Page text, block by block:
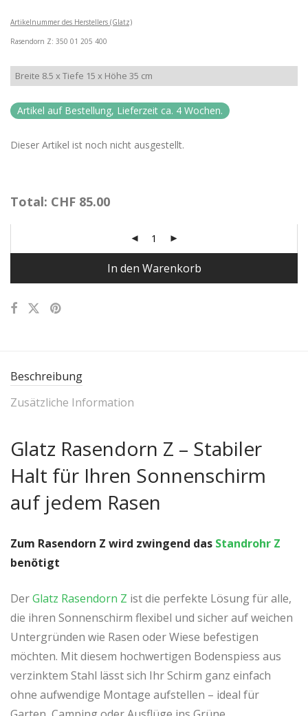
Artikelnummer des Herstellers (Glatz)
Rasendorn Z: 350 01 205 400
Breite 8.5 x Tiefe 15 x Höhe 35 cm
Artikel auf Bestellung, Lieferzeit ca. 4 Wochen.
Dieser Artikel ist noch nicht ausgestellt.
Total: CHF 85.00
In den Warenkorb
Beschreibung
Zusätzliche Information
Glatz Rasendorn Z – Stabiler
Halt für Ihren Sonnenschirm
auf jedem Rasen
Zum Rasendorn Z wird zwingend das Standrohr Z
benötigt
DerGlatz Rasendorn Z ist die perfekte Lösung für alle,
die ihren Sonnenschirm flexibel und sicher auf weichen
Untergründen wie Rasen oder Wiese befestigen
möchten. Mit diesem hochwertigen Bodenspiess aus
verzinktem Stahl lässt sich Ihr Schirm ganz einfach
ohne aufwendige Montage aufstellen – ideal für